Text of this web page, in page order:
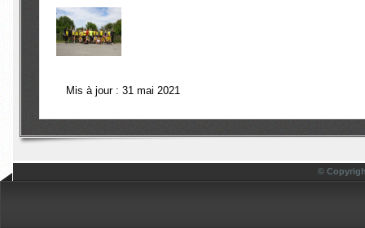
Mis à jour : 31 mai 2021
©